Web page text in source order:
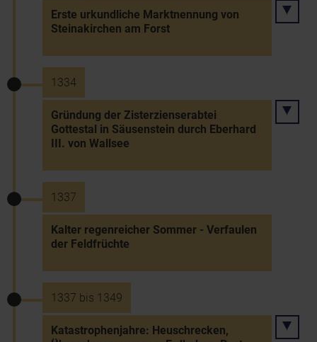
Erste urkundliche Marktnennung von
Steinakirchen am Forst
1334
Gründung der Zisterzienserabtei
Gottestal in Säusenstein durch Eberhard
III. von Wallsee
1337
Kalter regenreicher Sommer - Verfaulen
der Feldfrüchte
1337 bis 1349
Katastrophenjahre: Heuschrecken,